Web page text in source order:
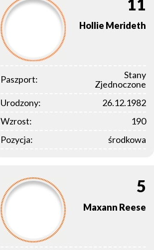
11
Hollie Merideth
Paszport:
Stany
Zjednoczone
Urodzony:
26.12.1982
Wzrost:
190
Pozycja:
środkowa
5
Maxann Reese